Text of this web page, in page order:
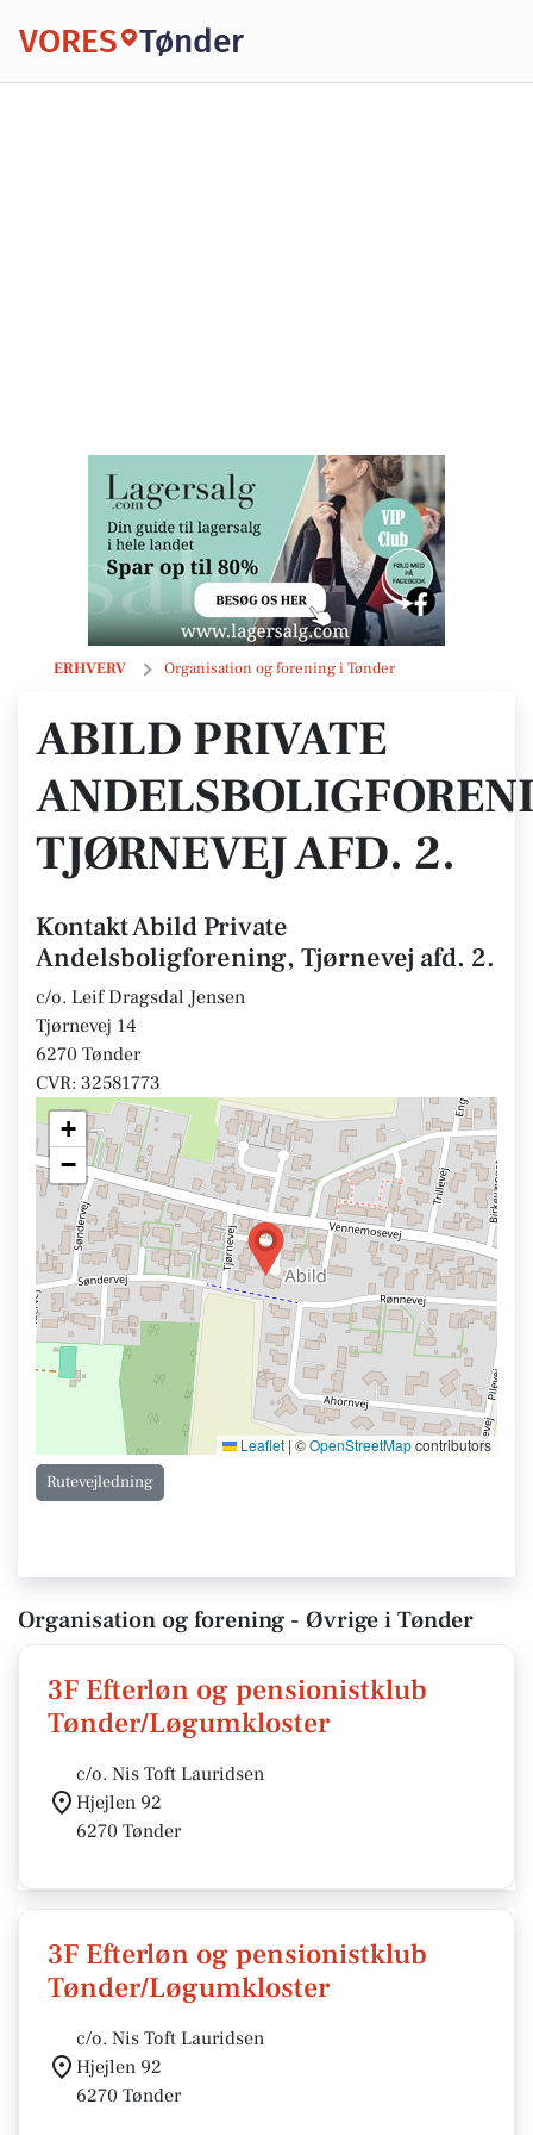
VORES Tønder
ERHVERV Organisation og forening i Tønder
Abild Private Andelsboligforening, Tjørnevej afd. 2.
ABILD PRIVATE
TJØRNEVEJ AFD. 2.
Kontakt Abild Private
Andelsboligforening, Tjørnevej afd. 2.
c/o. Leif Dragsdal Jensen
Tjørnevej 14
6270 Tønder
CVR: 32581773
+
−
Leaflet | ©OpenStreetMapcontributors
Rutevejledning
Organisation og forening - Øvrige i Tønder
3F Efterløn og pensionistklub
Tønder/Løgumkloster
c/o. Nis Toft Lauridsen
Hjejlen 92
6270 Tønder
3F Efterløn og pensionistklub
Tønder/Løgumkloster
c/o. Nis Toft Lauridsen
Hjejlen 92
6270 Tønder